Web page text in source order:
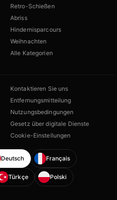
Retro-Schießen
Abriss
Hindernisparcours
Weihnachten
Alle Kategorien
Kontaktieren Sie uns
Entfernungsmitteilung
Nutzungsbedingungen
Gesetz über digitale Dienste
Cookie-Einstellungen
Deutsch Français
Türkçe Polski